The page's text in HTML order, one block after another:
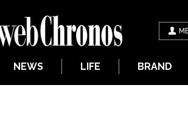
NEWS LIFE BRAND